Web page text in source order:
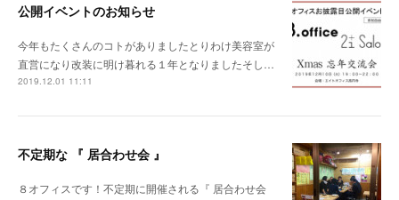
公開イベントのお知らせ
今年もたくさんのコトがありましたとりわけ美容室が
直営になり改装に明け暮れる１年となりましたそし…
2019.12.01 11:11
不定期な 『 居合わせ会 』
８オフィスです！不定期に開催される『 居合わせ会